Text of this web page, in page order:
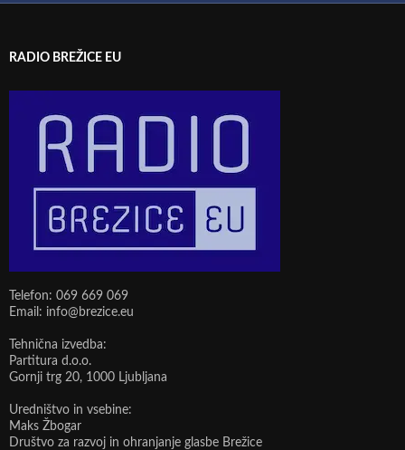
RADIO BREŽICE EU
Telefon: 069 669 069
Email: info@brezice.eu
Tehnična izvedba:
Partitura d.o.o.
Gornji trg 20, 1000 Ljubljana
Uredništvo in vsebine:
Maks Žbogar
Društvo za razvoj in ohranjanje glasbe Brežice